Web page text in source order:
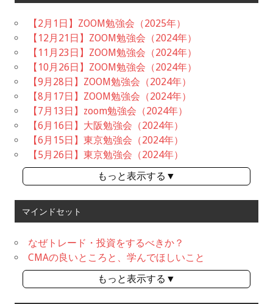
【2月1日】ZOOM勉強会（2025年）
【12月21日】ZOOM勉強会（2024年）
【11月23日】ZOOM勉強会（2024年）
【10月26日】ZOOM勉強会（2024年）
【9月28日】ZOOM勉強会（2024年）
【8月17日】ZOOM勉強会（2024年）
【7月13日】zoom勉強会（2024年）
【6月16日】大阪勉強会（2024年）
【6月15日】東京勉強会（2024年）
【5月26日】東京勉強会（2024年）
もっと表示する▼
マインドセット
なぜトレード・投資をするべきか？
CMAの良いところと、学んでほしいこと
もっと表示する▼